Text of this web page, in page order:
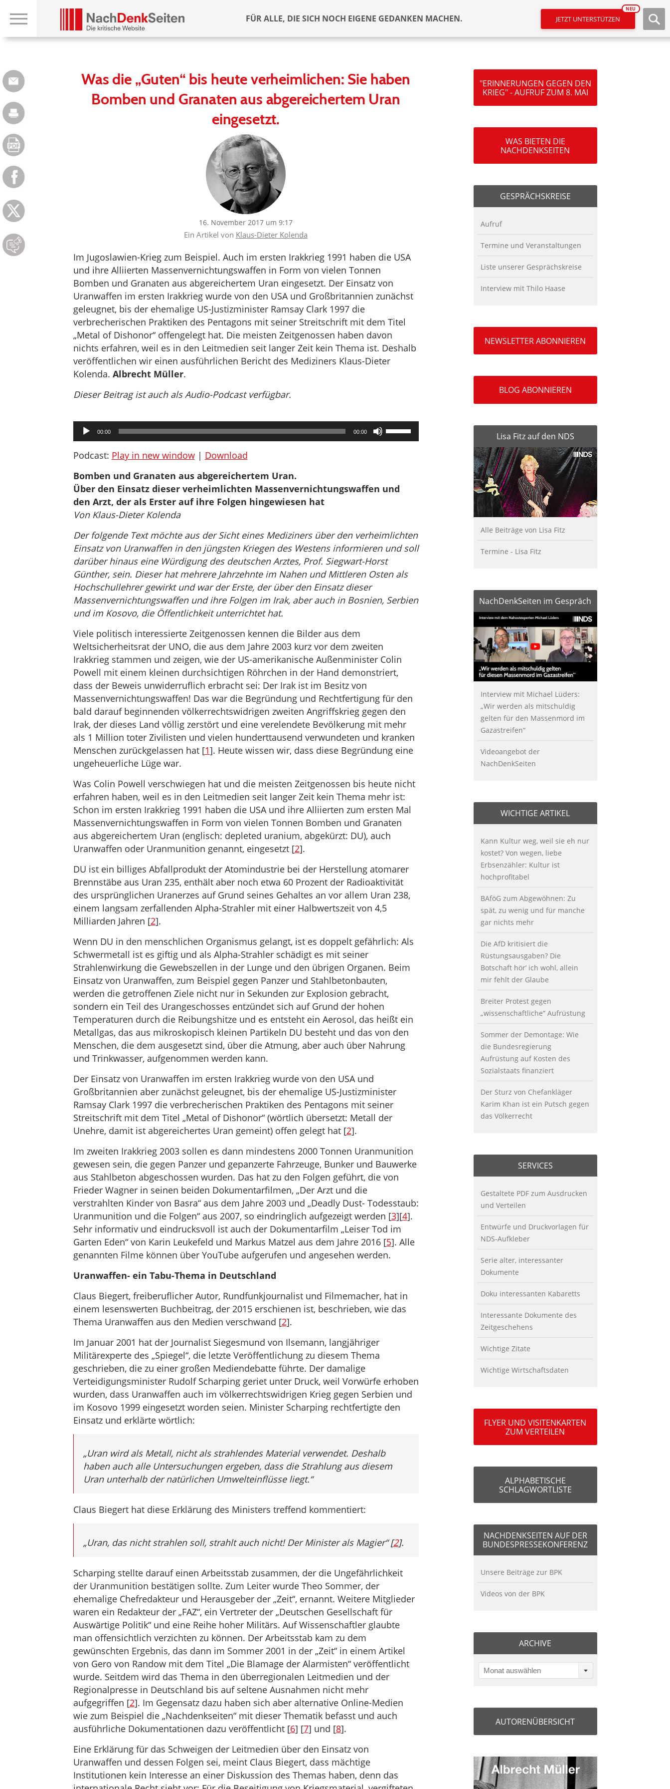
FÜR ALLE, DIE SICH NOCH EIGENE GEDANKEN MACHEN. JETZT UNTERSTÜTZEN
NEU
Was die „Guten“ bis heute verheimlichen: Sie haben
Bomben und Granaten aus abgereichertem Uran
eingesetzt.
16. November 2017 um 9:17
Ein Artikel von Klaus-Dieter Kolenda
Im Jugoslawien-Krieg zum Beispiel. Auch im ersten Irakkrieg 1991 haben die USA
und ihre Alliierten Massenvernichtungswaffen in Form von vielen Tonnen
Bomben und Granaten aus abgereichertem Uran eingesetzt. Der Einsatz von
Uranwaffen im ersten Irakkrieg wurde von den USA und Großbritannien zunächst
geleugnet, bis der ehemalige US-Justizminister Ramsay Clark 1997 die
verbrecherischen Praktiken des Pentagons mit seiner Streitschrift mit dem Titel
„Metal of Dishonor“ offengelegt hat. Die meisten Zeitgenossen haben davon
nichts erfahren, weil es in den Leitmedien seit langer Zeit kein Thema ist. Deshalb
veröffentlichen wir einen ausführlichen Bericht des Mediziners Klaus-Dieter
Kolenda. Albrecht Müller.
Dieser Beitrag ist auch als Audio-Podcast verfügbar.
Audio-
Player
00:00 00:00
Pfeiltasten
Hoch/Runter
Lautstärke
Podcast: Play in new window| Download
Bomben und Granaten aus abgereichertem Uran.
Über den Einsatz dieser verheimlichten Massenvernichtungswaffen und
den Arzt, der als Erster auf ihre Folgen hingewiesen hat
Von Klaus-Dieter Kolenda
Der folgende Text möchte aus der Sicht eines Mediziners über den verheimlichten
Einsatz von Uranwaffen in den jüngsten Kriegen des Westens informieren und soll
darüber hinaus eine Würdigung des deutschen Arztes, Prof. Siegwart-Horst
Günther, sein. Dieser hat mehrere Jahrzehnte im Nahen und Mittleren Osten als
Hochschullehrer gewirkt und war der Erste, der über den Einsatz dieser
Massenvernichtungswaffen und ihre Folgen im Irak, aber auch in Bosnien, Serbien
und im Kosovo, die Öffentlichkeit unterrichtet hat.
Viele politisch interessierte Zeitgenossen kennen die Bilder aus dem
Weltsicherheitsrat der UNO, die aus dem Jahre 2003 kurz vor dem zweiten
Irakkrieg stammen und zeigen, wie der US-amerikanische Außenminister Colin
Powell mit einem kleinen durchsichtigen Röhrchen in der Hand demonstriert,
dass der Beweis unwiderruflich erbracht sei: Der Irak ist im Besitz von
Massenvernichtungswaffen! Das war die Begründung und Rechtfertigung für den
bald darauf beginnenden völkerrechtswidrigen zweiten Angriffskrieg gegen den
Irak, der dieses Land völlig zerstört und eine verelendete Bevölkerung mit mehr
als 1 Million toter Zivilisten und vielen hunderttausend verwundeten und kranken
Menschen zurückgelassen hat [1]. Heute wissen wir, dass diese Begründung eine
ungeheuerliche Lüge war.
Was Colin Powell verschwiegen hat und die meisten Zeitgenossen bis heute nicht
erfahren haben, weil es in den Leitmedien seit langer Zeit kein Thema mehr ist:
Schon im ersten Irakkrieg 1991 haben die USA und ihre Alliierten zum ersten Mal
Massenvernichtungswaffen in Form von vielen Tonnen Bomben und Granaten
aus abgereichertem Uran (englisch: depleted uranium, abgekürzt: DU), auch
Uranwaffen oder Uranmunition genannt, eingesetzt [2].
DU ist ein billiges Abfallprodukt der Atomindustrie bei der Herstellung atomarer
Brennstäbe aus Uran 235, enthält aber noch etwa 60 Prozent der Radioaktivität
des ursprünglichen Uranerzes auf Grund seines Gehaltes an vor allem Uran 238,
einem langsam zerfallenden Alpha-Strahler mit einer Halbwertszeit von 4,5
Milliarden Jahren [2].
Wenn DU in den menschlichen Organismus gelangt, ist es doppelt gefährlich: Als
Schwermetall ist es giftig und als Alpha-Strahler schädigt es mit seiner
Strahlenwirkung die Gewebszellen in der Lunge und den übrigen Organen. Beim
Einsatz von Uranwaffen, zum Beispiel gegen Panzer und Stahlbetonbauten,
werden die getroffenen Ziele nicht nur in Sekunden zur Explosion gebracht,
sondern ein Teil des Urangeschosses entzündet sich auf Grund der hohen
Temperaturen durch die Reibungshitze und es entsteht ein Aerosol, das heißt ein
Metallgas, das aus mikroskopisch kleinen Partikeln DU besteht und das von den
Menschen, die dem ausgesetzt sind, über die Atmung, aber auch über Nahrung
und Trinkwasser, aufgenommen werden kann.
Der Einsatz von Uranwaffen im ersten Irakkrieg wurde von den USA und
Großbritannien aber zunächst geleugnet, bis der ehemalige US-Justizminister
Ramsay Clark 1997 die verbrecherischen Praktiken des Pentagons mit seiner
Streitschrift mit dem Titel „Metal of Dishonor“ (wörtlich übersetzt: Metall der
Unehre, damit ist abgereichertes Uran gemeint) offen gelegt hat [2].
Im zweiten Irakkrieg 2003 sollen es dann mindestens 2000 Tonnen Uranmunition
gewesen sein, die gegen Panzer und gepanzerte Fahrzeuge, Bunker und Bauwerke
aus Stahlbeton abgeschossen wurden. Das hat zu den Folgen geführt, die von
Frieder Wagner in seinen beiden Dokumentarfilmen, „Der Arzt und die
verstrahlten Kinder von Basra“ aus dem Jahre 2003 und „Deadly Dust- Todesstaub:
Uranmunition und die Folgen“ aus 2007, so eindringlich aufgezeigt werden [3][4].
Sehr informativ und eindrucksvoll ist auch der Dokumentarfilm „Leiser Tod im
Garten Eden“ von Karin Leukefeld und Markus Matzel aus dem Jahre 2016 [5]. Alle
genannten Filme können über YouTube aufgerufen und angesehen werden.
Uranwaffen- ein Tabu-Thema in Deutschland
Claus Biegert, freiberuflicher Autor, Rundfunkjournalist und Filmemacher, hat in
einem lesenswerten Buchbeitrag, der 2015 erschienen ist, beschrieben, wie das
Thema Uranwaffen aus den Medien verschwand [2].
Im Januar 2001 hat der Journalist Siegesmund von Ilsemann, langjähriger
Militärexperte des „Spiegel“, die letzte Veröffentlichung zu diesem Thema
geschrieben, die zu einer großen Mediendebatte führte. Der damalige
Verteidigungsminister Rudolf Scharping geriet unter Druck, weil Vorwürfe erhoben
wurden, dass Uranwaffen auch im völkerrechtswidrigen Krieg gegen Serbien und
im Kosovo 1999 eingesetzt worden seien. Minister Scharping rechtfertigte den
Einsatz und erklärte wörtlich:
„Uran wird als Metall, nicht als strahlendes Material verwendet. Deshalb
haben auch alle Untersuchungen ergeben, dass die Strahlung aus diesem
Uran unterhalb der natürlichen Umwelteinflüsse liegt.“
Claus Biegert hat diese Erklärung des Ministers treffend kommentiert:
„Uran, das nicht strahlen soll, strahlt auch nicht! Der Minister als Magier“ [2].
Scharping stellte darauf einen Arbeitsstab zusammen, der die Ungefährlichkeit
der Uranmunition bestätigen sollte. Zum Leiter wurde Theo Sommer, der
ehemalige Chefredakteur und Herausgeber der „Zeit“, ernannt. Weitere Mitglieder
waren ein Redakteur der „FAZ“, ein Vertreter der „Deutschen Gesellschaft für
Auswärtige Politik“ und eine Reihe hoher Militärs. Auf Wissenschaftler glaubte
man offensichtlich verzichten zu können. Der Arbeitsstab kam zu dem
gewünschten Ergebnis, das dann im Sommer 2001 in der „Zeit“ in einem Artikel
von Gero von Randow mit dem Titel „Die Blamage der Alarmisten“ veröffentlicht
wurde. Seitdem wird das Thema in den überregionalen Leitmedien und der
Regionalpresse in Deutschland bis auf seltene Ausnahmen nicht mehr
aufgegriffen [2]. Im Gegensatz dazu haben sich aber alternative Online-Medien
wie zum Beispiel die „Nachdenkseiten“ mit dieser Thematik befasst und auch
ausführliche Dokumentationen dazu veröffentlicht [6] [7] und [8].
Eine Erklärung für das Schweigen der Leitmedien über den Einsatz von
Uranwaffen und dessen Folgen sei, meint Claus Biegert, dass mächtige
Institutionen kein Interesse an einer Diskussion des Themas haben, denn das
"ERINNERUNGEN GEGEN DEN
KRIEG" - AUFRUF ZUM 8. MAI
WAS BIETEN DIE
NACHDENKSEITEN
GESPRÄCHSKREISE
Aufruf
Termine und Veranstaltungen
Liste unserer Gesprächskreise
Interview mit Thilo Haase
NEWSLETTER ABONNIEREN
BLOG ABONNIEREN
Lisa Fitz auf den NDS
Alle Beiträge von Lisa Fitz
Termine - Lisa Fitz
NachDenkSeiten im Gespräch
Interview mit Michael Lüders:
„Wir werden als mitschuldig
gelten für den Massenmord im
Gazastreifen“
Videoangebot der
NachDenkSeiten
WICHTIGE ARTIKEL
Kann Kultur weg, weil sie eh nur
kostet? Von wegen, liebe
Erbsenzähler: Kultur ist
hochprofitabel
BAföG zum Abgewöhnen: Zu
spät, zu wenig und für manche
gar nichts mehr
Die AfD kritisiert die
Rüstungsausgaben? Die
Botschaft hör’ ich wohl, allein
mir fehlt der Glaube
Breiter Protest gegen
„wissenschaftliche“ Aufrüstung
Sommer der Demontage: Wie
die Bundesregierung
Aufrüstung auf Kosten des
Sozialstaats finanziert
Der Sturz von Chefankläger
Karim Khan ist ein Putsch gegen
das Völkerrecht
SERVICES
Gestaltete PDF zum Ausdrucken
und Verteilen
Entwürfe und Druckvorlagen für
NDS-Aufkleber
Serie alter, interessanter
Dokumente
Doku interessanten Kabaretts
Interessante Dokumente des
Zeitgeschehens
Wichtige Zitate
Wichtige Wirtschaftsdaten
FLYER UND VISITENKARTEN
ZUM VERTEILEN
ALPHABETISCHE
SCHLAGWORTLISTE
NACHDENKSEITEN AUF DER
BUNDESPRESSEKONFERENZ
Unsere Beiträge zur BPK
Videos von der BPK
ARCHIVE
Monat auswählen
AUTORENÜBERSICHT